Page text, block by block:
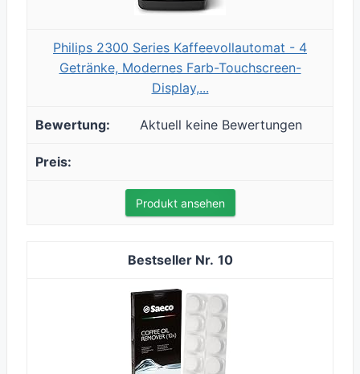
Philips 2300 Series Kaffeevollautomat - 4
Getränke, Modernes Farb-Touchscreen-
Display,...
Aktuell keine Bewertungen
Produkt ansehen
10